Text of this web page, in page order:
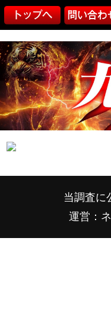
当調査に
運営：